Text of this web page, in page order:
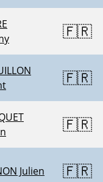
🇫🇷
🇫🇷
🇫🇷
Julien 🇫🇷